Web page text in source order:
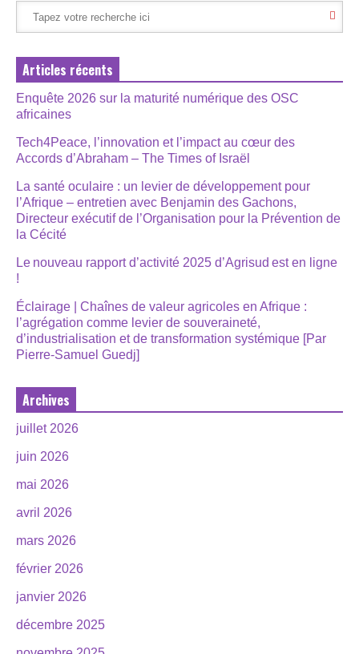
Articles récents
Enquête 2026 sur la maturité numérique des OSC
africaines
Tech4Peace, l’innovation et l’impact au cœur des
Accords d’Abraham – The Times of Israël
La santé oculaire : un levier de développement pour
l’Afrique – entretien avec Benjamin des Gachons,
Directeur exécutif de l’Organisation pour la Prévention de
la Cécité
Le nouveau rapport d’activité 2025 d’Agrisud est en ligne
!
Éclairage | Chaînes de valeur agricoles en Afrique :
l’agrégation comme levier de souveraineté,
d’industrialisation et de transformation systémique [Par
Pierre-Samuel Guedj]
Archives
juillet 2026
juin 2026
mai 2026
avril 2026
mars 2026
février 2026
janvier 2026
décembre 2025